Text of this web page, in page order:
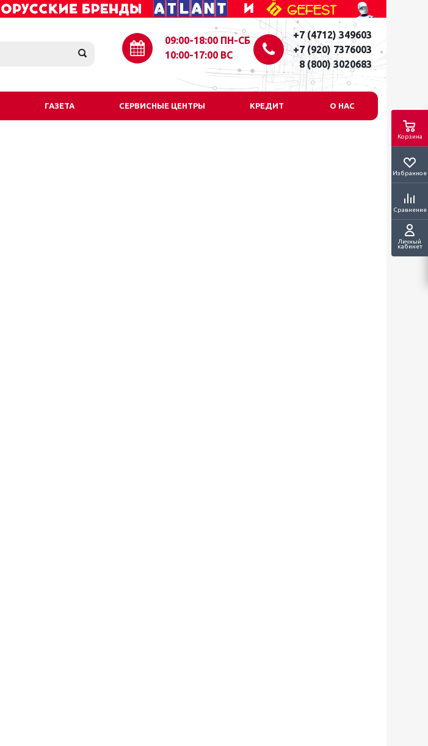
09:00-18:00 ПН-СБ
10:00-17:00 ВС
Корзина
Избранное
Сравнение
Личный
кабинет
+7 (4712) 349603
+7 (920) 7376003
8 (800) 3020683
ГАЗЕТА СЕРВИСНЫЕ ЦЕНТРЫ КРЕДИТ О НАС